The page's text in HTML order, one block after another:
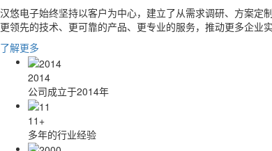
汉悠电子始终坚持以客户为中心，建立了从需求调研、方案
更领先的技术、更可靠的产品、更专业的服务，推动更多企业
了解更多
2014
公司成立于2014年
11 +
多年的行业经验